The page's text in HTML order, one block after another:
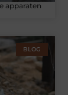
apparaten
BLOG